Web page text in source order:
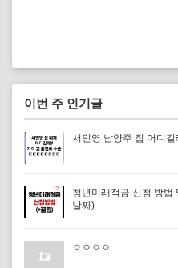
이번 주 인기글
서인영 남양주 집 어디
청년미래적금 신청 방법
날짜)
ㅇㅇㅇㅇ